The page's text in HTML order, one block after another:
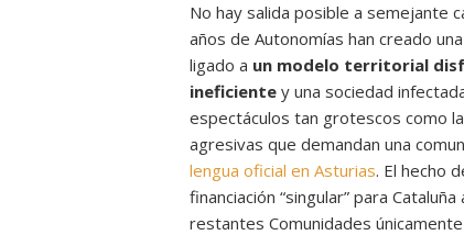
No hay salida posible a semejante
años de Autonomías han creado
ligado a un modelo territorial
ineficiente y una sociedad
espectáculos tan grotescos como
agresivas que demandan una
lengua oficial en Asturias. El hecho
financiación “singular” para
restantes Comunidades